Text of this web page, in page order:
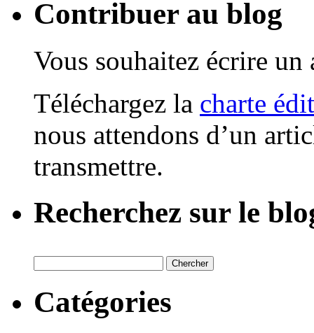
Contribuer au blog
Vous souhaitez écrire
Téléchargez la charte
nous attendons d’un
transmettre.
Recherchez sur le
Catégories